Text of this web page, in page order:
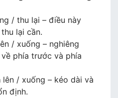
/ thu lại – điều này
lại cần.
/ xuống – nghiêng
phía trước và phía
lên / xuống – kéo dài và
định.